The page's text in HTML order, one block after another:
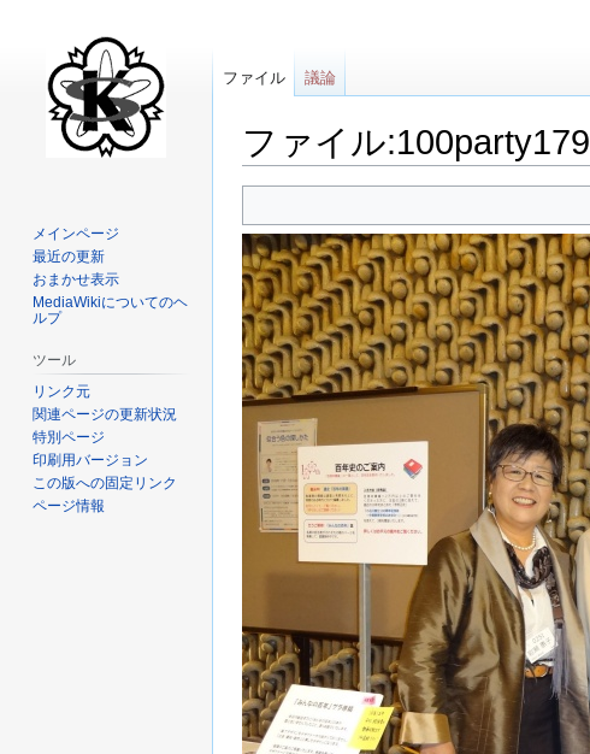
ファイル
ビ
ゲ
ー
シ
ョ
ン
に
移
索
に
移
動
ファイル 議論
メインページ
最近の更新
おまかせ表示
MediaWikiについてのヘ
ルプ
ツール
リンク元
関連ページの更新状況
特別ページ
印刷用バージョン
この版への固定リンク
ページ情報